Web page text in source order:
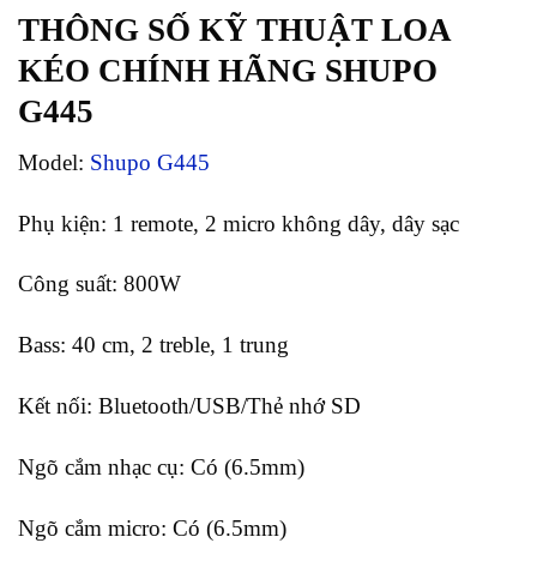
THÔNG SỐ KỸ THUẬT LOA
KÉO CHÍNH HÃNG SHUPO
G445
Model: Shupo G445
Phụ kiện: 1 remote, 2 micro không dây, dây sạc
Công suất: 800W
Bass: 40 cm, 2 treble, 1 trung
Kết nối: Bluetooth/USB/Thẻ nhớ SD
Ngõ cắm nhạc cụ: Có (6.5mm)
Ngõ cắm micro: Có (6.5mm)